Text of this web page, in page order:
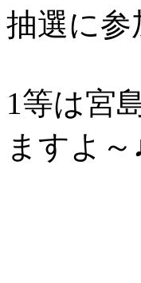
抽選に
1等は宮
ますよ～